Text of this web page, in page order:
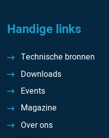
Handige links
Technische bronnen
Downloads
Events
Magazine
Over ons